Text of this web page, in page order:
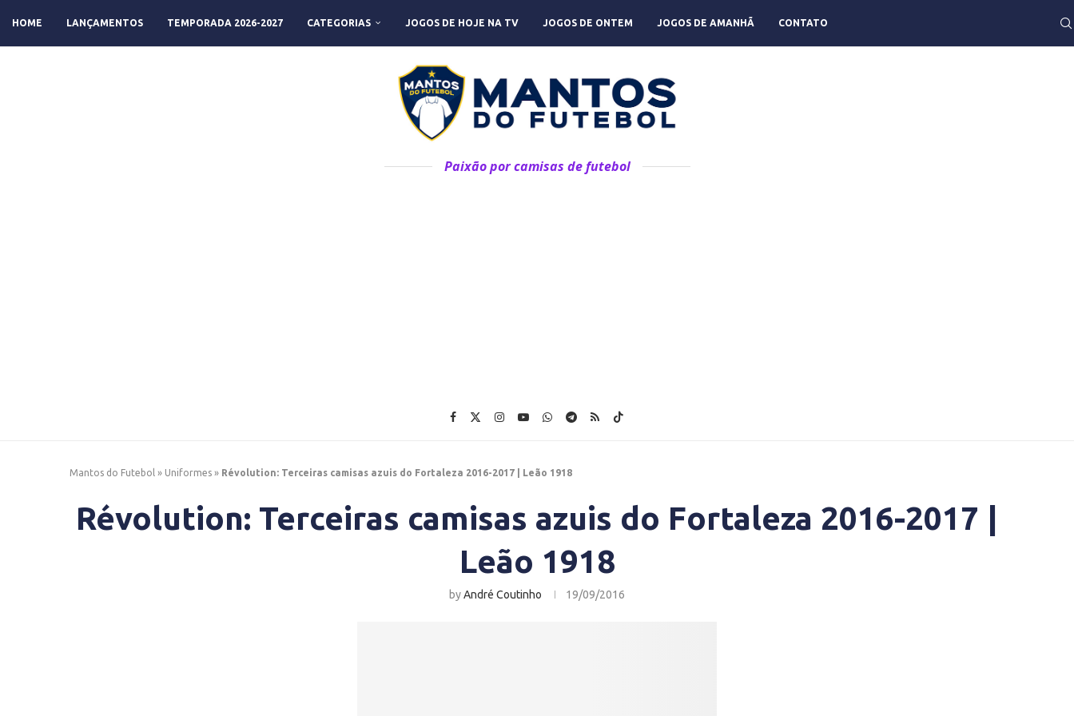
HOME LANÇAMENTOS TEMPORADA 2026-2027 CATEGORIAS JOGOS DE HOJE NA TV JOGOS DE ONTEM JOGOS DE AMANHÃ CONTATO
Paixão por camisas de futebol
Mantos do Futebol » Uniformes » Révolution: Terceiras camisas azuis do Fortaleza 2016-2017 | Leão 1918
Révolution: Terceiras camisas azuis do Fortaleza 2016-2017 |
Leão 1918
byAndré Coutinho 19/09/2016